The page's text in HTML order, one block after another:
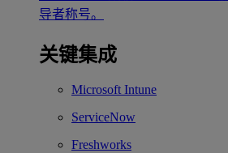
导者称号。
关键集成
Microsoft Intune
ServiceNow
Freshworks